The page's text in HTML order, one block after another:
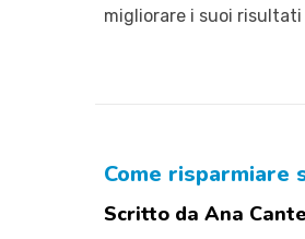
migliorare i suoi risultati
Come risparmiare
Scritto da Ana